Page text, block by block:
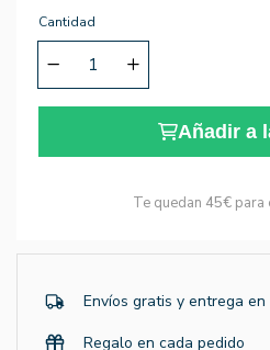
Cantidad
Añadir a
Te quedan 45€ para
Envíos gratis y entrega
Regalo en cada pedido